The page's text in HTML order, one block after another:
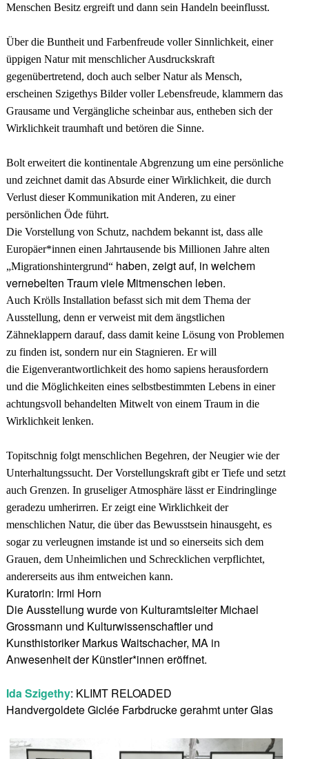
Menschen Besitz ergreift und dann sein Handeln beeinflusst.
Über die Buntheit und Farbenfreude voller Sinnlichkeit, einer
üppigen Natur mit menschlicher Ausdruckskraft
gegenübertretend, doch auch selber Natur als Mensch,
erscheinen Szigethys Bilder voller Lebensfreude, klammern das
Grausame und Vergängliche scheinbar aus, entheben sich der
Wirklichkeit traumhaft und betören die Sinne.
Bolt erweitert die kontinentale Abgrenzung um eine persönliche
und zeichnet damit das Absurde einer Wirklichkeit, die durch
Verlust dieser Kommunikation mit Anderen, zu einer
persönlichen Öde führt.
Die Vorstellung von Schutz, nachdem bekannt ist, dass alle
Europäer*innen einen Jahrtausende bis Millionen Jahre alten
„Migrationshintergrund“ haben, zeigt auf, in welchem
vernebelten Traum viele Mitmenschen leben.
Auch Krölls Installation befasst sich mit dem Thema der
Ausstellung, denn er verweist mit dem ängstlichen
Zähneklappern darauf, dass damit keine Lösung von Problemen
zu finden ist, sondern nur ein Stagnieren. Er will
die Eigenverantwortlichkeit des homo sapiens herausfordern
und die Möglichkeiten eines selbstbestimmten Lebens in einer
achtungsvoll behandelten Mitwelt von einem Traum in die
Wirklichkeit lenken.
Topitschnig folgt menschlichen Begehren, der Neugier wie der
Unterhaltungssucht. Der Vorstellungskraft gibt er Tiefe und setzt
auch Grenzen. In gruseliger Atmosphäre lässt er Eindringlinge
geradezu umherirren. Er zeigt eine Wirklichkeit der
menschlichen Natur, die über das Bewusstsein hinausgeht, es
sogar zu verleugnen imstande ist und so einerseits sich dem
Grauen, dem Unheimlichen und Schrecklichen verpflichtet,
andererseits aus ihm entweichen kann.
Kuratorin: Irmi Horn
Die Ausstellung wurde von Kulturamtsleiter Michael
Grossmann und Kulturwissenschaftler und
Kunsthistoriker Markus Waitschacher, MA in
Anwesenheit der Künstler*innen eröffnet.
Ida Szigethy: KLIMT RELOADED
Handvergoldete Giclée Farbdrucke gerahmt unter Glas